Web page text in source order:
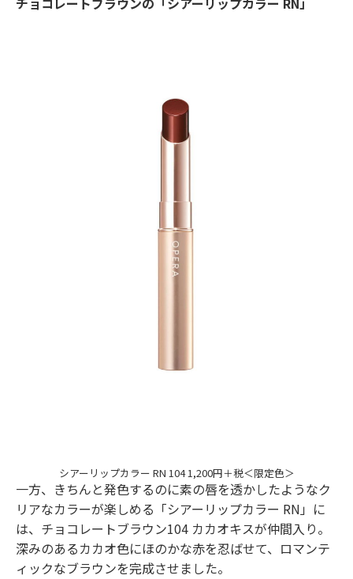
シアーリップカラー RN 104 1,200円＋税＜限定色＞
一方、きちんと発色するのに素の唇を透かしたようなク
リアなカラーが楽しめる「シアーリップカラー RN」に
は、チョコレートブラウン104 カカオキスが仲間入り。
深みのあるカカオ色にほのかな赤を忍ばせて、ロマンテ
ィックなブラウンを完成させました。